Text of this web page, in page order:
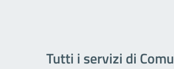
Tutti i servizi di